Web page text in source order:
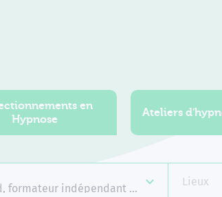
en
Hypnose
Ateliers
formateur indépendant Emergences
Lieux